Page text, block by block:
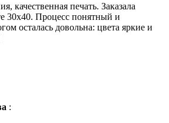
качественная печать. Заказала
30х40. Процесс понятный и
осталась довольна: цвета яркие и
: